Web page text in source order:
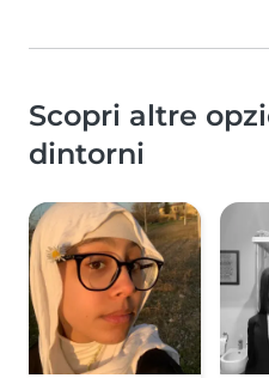
Scopri altre
dintorni